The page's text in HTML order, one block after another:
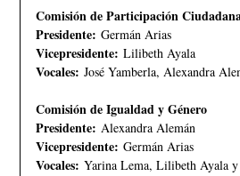
Comisión de Participación
Presidente: Germán Arias
Vicepresidente: Lilibeth Ayala
Vocales: José Yamberla, Alexandra
Comisión de Igualdad y Género
Presidente: Alexandra Alemán
Vicepresidente: Germán Arias
Vocales: Yarina Lema, Lilibeth Ayala